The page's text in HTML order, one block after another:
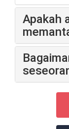
Apakah